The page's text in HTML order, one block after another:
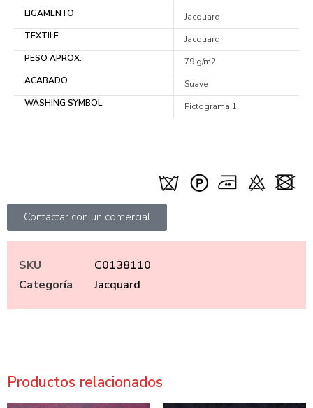
LIGAMENTO
Jacquard
TEXTILE
Jacquard
PESO APROX.
79 g/m2
ACABADO
Suave
WASHING SYMBOL
Pictograma 1
Contactar con un comercial
SKU
C0138110
Categoría
Jacquard
Productos relacionados